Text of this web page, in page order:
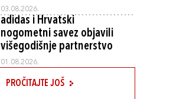
03.08.2026.
adidas i Hrvatski
nogometni savez objavili
višegodišnje partnerstvo
01.08.2026.
PROČITAJTE JOŠ